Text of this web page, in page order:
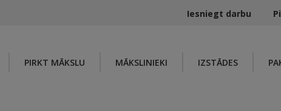
Iesniegt darbu
PIRKT MĀKSLU MĀKSLINIEKI IZSTĀDES